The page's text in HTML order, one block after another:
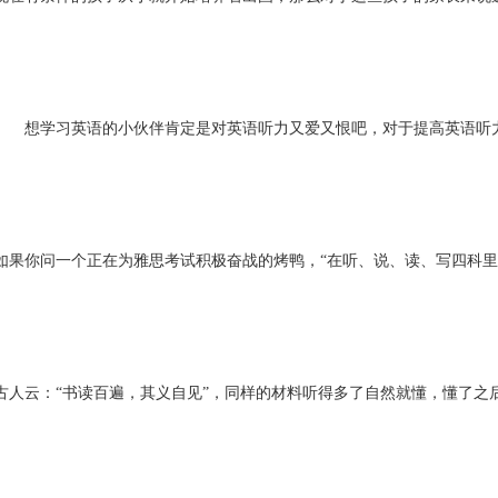
学习英语的小伙伴肯定是对英语听力又爱又恨吧，对于提高英语听
果你问一个正在为雅思考试积极奋战的烤鸭，“在听、说、读、写四科
人云：“书读百遍，其义自见”，同样的材料听得多了自然就懂，懂了